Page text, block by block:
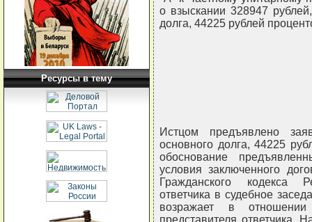
Ресурсы в тему
о взыскании 328947
долга, 44225 рублей
Истцом предъявлено
основного долга, 44225
обоснование
условия заключенного
Гражданского кодекса
ответчика в судебное
возражает в
представителя ответчика.